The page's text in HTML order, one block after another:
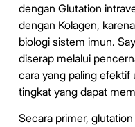
dengan Glutation
dengan Kolagen,
biologi sistem imun.
diserap melalui
cara yang paling
tingkat yang dapat
Secara primer,